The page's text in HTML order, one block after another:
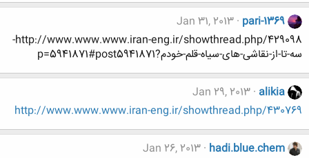
pari-1369
Jan 31, 2013
http://www.www.www.iran-eng.ir/showthread.php/429098-
سه-تا-از-نقاشی-های-سیاه-قلم-خودم?p=5941871#post5941871
alikia
Jan 29, 2013
http://www.www.www.iran-eng.ir/showthread.php/430769
hadi.blue.chem
Jan 26, 2013